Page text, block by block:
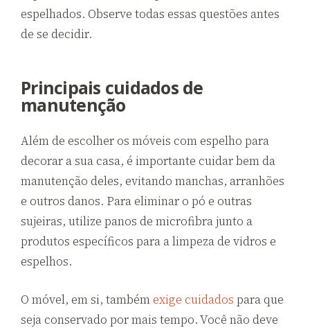
espelhados. Observe todas essas questões antes
de se decidir.
Principais cuidados de
manutenção
Além de escolher os móveis com espelho para
decorar a sua casa, é importante cuidar bem da
manutenção deles, evitando manchas, arranhões
e outros danos. Para eliminar o pó e outras
sujeiras, utilize panos de microfibra junto a
produtos específicos para a limpeza de vidros e
espelhos.
O móvel, em si, tambémexige cuidados para que
seja conservado por mais tempo. Você não deve